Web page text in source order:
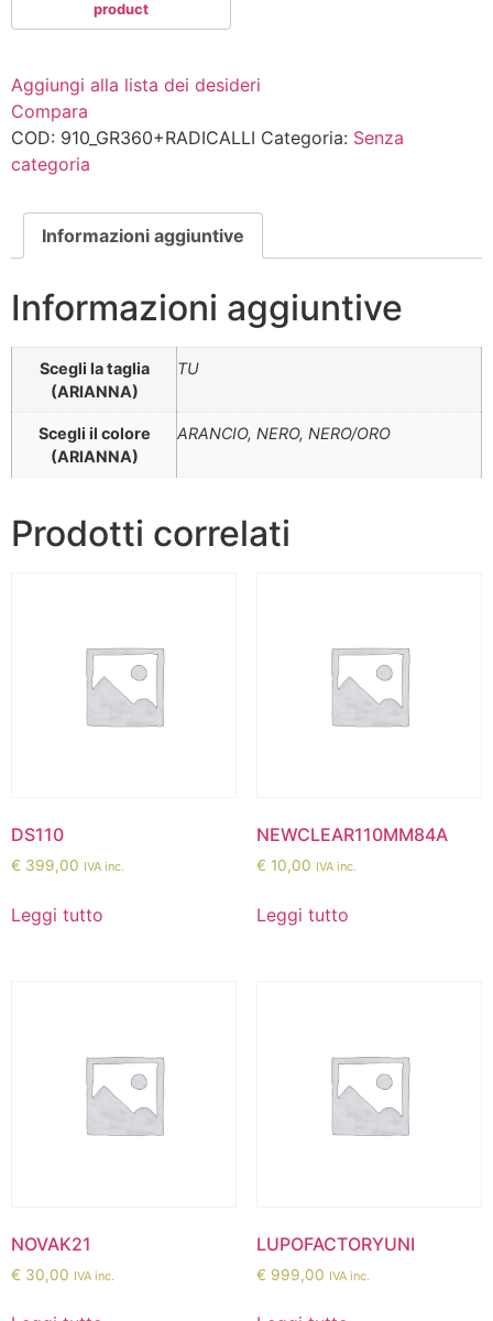
Aggiungi alla lista dei desideri
Compara
COD: 910_GR360+RADICALLI Categoria: Senza
categoria
Informazioni aggiuntive
Informazioni aggiuntive
Scegli la taglia
(ARIANNA)
TU
Scegli il colore
(ARIANNA)
ARANCIO, NERO, NERO/ORO
Prodotti correlati
DS110
€ 399,00 IVA inc.
Leggi tutto
NEWCLEAR110MM84A
€ 10,00 IVA inc.
Leggi tutto
NOVAK21
€ 30,00 IVA inc.
LUPOFACTORYUNI
€ 999,00 IVA inc.